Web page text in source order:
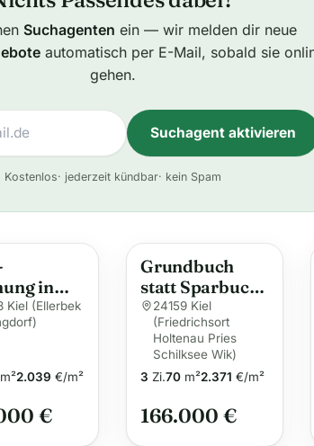
Suchagenten ein — wir melden dir neue
automatisch per E-Mail, sobald sie
gehen.
Suchagent aktivieren
t
Kostenlos· jederzeit kündbar· kein Spam
in
Kiel (Ellerbek
m²2.039 €/m²
€
Grundbuch
statt Sparbuch
– Vermietete
Eigentumswoh
nungen in
Schilksee
24159 Kiel
(Friedrichsort
Holtenau Pries
Schilksee Wik)
3 Zi.70 m²2.371 €/m²
166.000 €